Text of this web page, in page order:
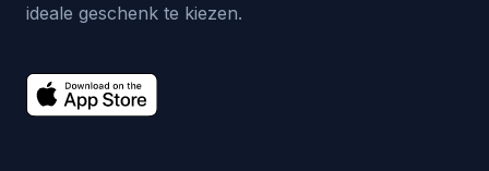
ideale geschenk te kiezen.